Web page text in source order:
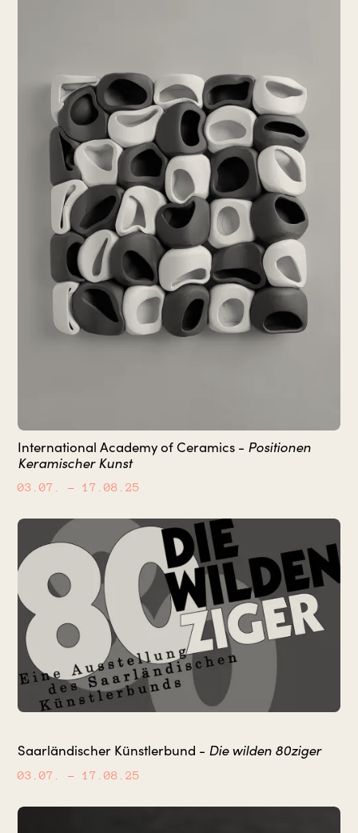
International Academy of Ceramics - Positionen
Keramischer Kunst
03.07. – 17.08.25
Saarländischer Künstlerbund - Die wilden 80ziger
03.07. – 17.08.25